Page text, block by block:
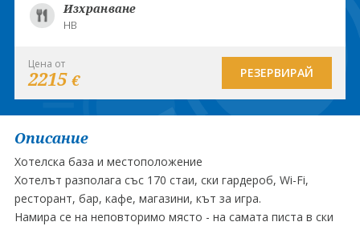
Изхранване
HB
РЕЗЕРВИРАЙ
Цена от
2215 €
Описание
Хотелска база и местоположение
Хотелът разполага със 170 стаи, ски гардероб, Wi-Fi,
ресторант, бар, кафе, магазини, кът за игра.
Намира се на неповторимо място - на самата писта в ски